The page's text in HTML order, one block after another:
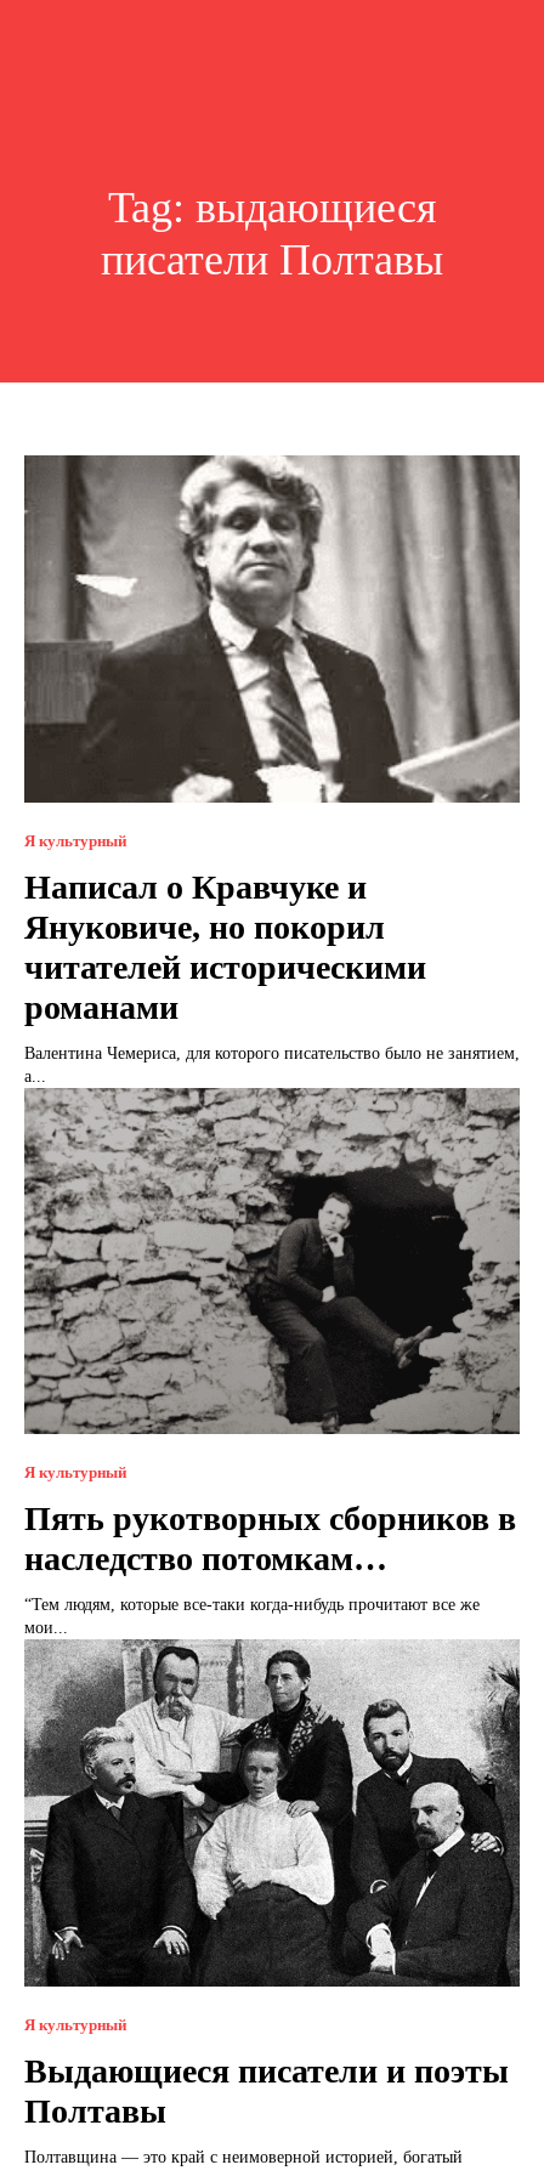
Tag: выдающиеся
писатели Полтавы
Я культурный
Написал о Кравчуке и
Януковиче, но покорил
читателей историческими
романами
Валентина Чемериса, для которого писательство было не занятием,
а...
Я культурный
Пять рукотворных сборников в
наследство потомкам…
“Тем людям, которые все-таки когда-нибудь прочитают все же
мои...
Я культурный
Выдающиеся писатели и поэты
Полтавы
Полтавщина — это край с неимоверной историей, богатый